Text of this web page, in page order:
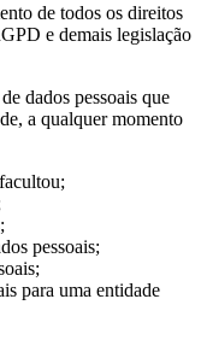
de todos os direitos
e demais legislação
dados pessoais que
a qualquer momento
pessoais;
para uma entidade